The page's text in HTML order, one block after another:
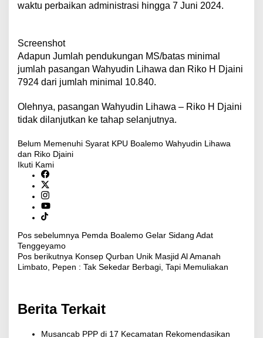
waktu perbaikan administrasi hingga 7 Juni 2024.
Screenshot
Adapun Jumlah pendukungan MS/batas minimal
jumlah pasangan Wahyudin Lihawa dan Riko H Djaini
7924 dari jumlah minimal 10.840.
Olehnya, pasangan Wahyudin Lihawa – Riko H Djaini
tidak dilanjutkan ke tahap selanjutnya.
Belum Memenuhi Syarat KPU Boalemo Wahyudin Lihawa
dan Riko Djaini
Ikuti Kami
N
a
v
a
s
Pos sebelumnya Pemda Boalemo Gelar Sidang Adat
Tenggeyamo
Pos berikutnya Konsep Qurban Unik Masjid Al Amanah
Limbato, Pepen : Tak Sekedar Berbagi, Tapi Memuliakan
Berita Terkait
Musancab PPP di 17 Kecamatan Rekomendasikan